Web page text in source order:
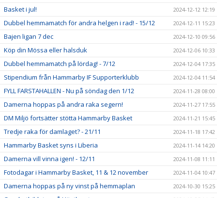
Basket i jul! 2024-12-12 12:19
Dubbel hemmamatch för andra helgen i rad! - 15/12 2024-12-11 15:23
Bajen ligan 7 dec 2024-12-10 09:56
Köp din Mössa eller halsduk 2024-12-06 10:33
Dubbel hemmamatch på lördag! - 7/12 2024-12-04 17:35
Stipendium från Hammarby IF Supporterklubb 2024-12-04 11:54
FYLL FARSTAHALLEN - Nu på söndag den 1/12 2024-11-28 08:00
Damerna hoppas på andra raka segern! 2024-11-27 17:55
DM Miljö fortsätter stötta Hammarby Basket 2024-11-21 15:45
Tredje raka för damlaget? - 21/11 2024-11-18 17:42
Hammarby Basket syns i Liberia 2024-11-14 14:20
Damerna vill vinna igen! - 12/11 2024-11-08 11:11
Fotodagar i Hammarby Basket, 11 & 12 november 2024-11-04 10:47
Damerna hoppas på ny vinst på hemmaplan 2024-10-30 15:25